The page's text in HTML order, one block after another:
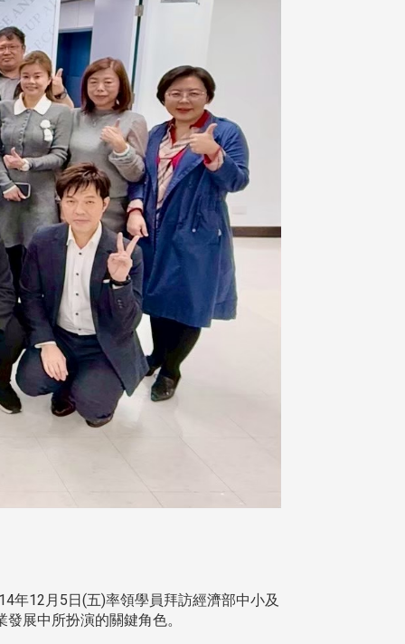
12月5日(五)率領學員拜訪經濟部中小及
展中所扮演的關鍵角色。